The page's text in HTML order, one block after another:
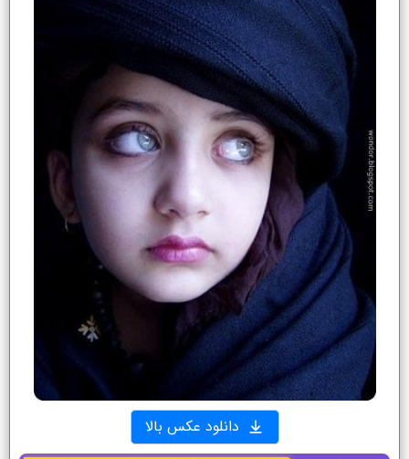
دانلود عکس بالا